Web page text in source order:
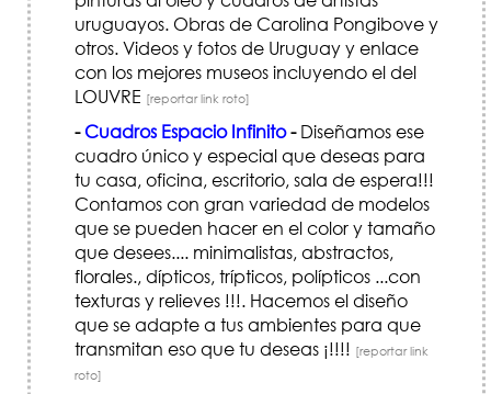
uruguayos. Obras de Carolina Pongibove y
otros. Videos y fotos de Uruguay y enlace
con los mejores museos incluyendo el del
LOUVRE [reportar link roto]
-Cuadros Espacio Infinito-Diseñamos ese
cuadro único y especial que deseas para
tu casa, oficina, escritorio, sala de espera!!!
Contamos con gran variedad de modelos
que se pueden hacer en el color y tamaño
que desees.... minimalistas, abstractos,
florales., dípticos, trípticos, polípticos ...con
texturas y relieves !!!. Hacemos el diseño
que se adapte a tus ambientes para que
transmitan eso que tu deseas ¡!!!! [reportar link
roto]